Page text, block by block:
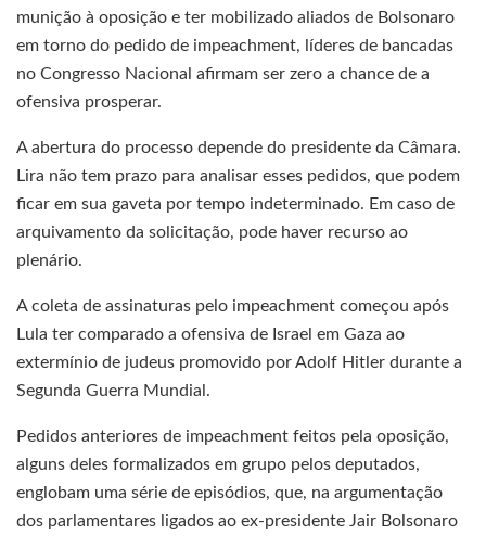
munição à oposição e ter mobilizado aliados de Bolsonaro
em torno do pedido de impeachment, líderes de bancadas
no Congresso Nacional afirmam ser zero a chance de a
ofensiva prosperar.
A abertura do processo depende do presidente da Câmara.
Lira não tem prazo para analisar esses pedidos, que podem
ficar em sua gaveta por tempo indeterminado. Em caso de
arquivamento da solicitação, pode haver recurso ao
plenário.
A coleta de assinaturas pelo impeachment começou após
Lula ter comparado a ofensiva de Israel em Gaza ao
extermínio de judeus promovido por Adolf Hitler durante a
Segunda Guerra Mundial.
Pedidos anteriores de impeachment feitos pela oposição,
alguns deles formalizados em grupo pelos deputados,
englobam uma série de episódios, que, na argumentação
dos parlamentares ligados ao ex-presidente Jair Bolsonaro